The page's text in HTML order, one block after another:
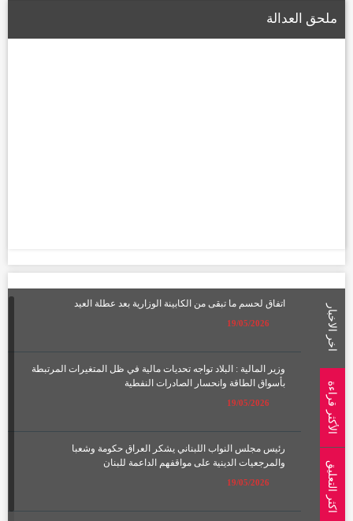
ملحق العدالة
اتفاق لحسم ما تبقى من الكابينة الوزارية بعد عطلة العيد
19/05/2026
وزير المالية : البلاد تواجه تحديات مالية في ظل المتغيرات المرتبطة
بأسواق الطاقة وانحسار الصادرات النفطية
19/05/2026
رئيس مجلس النواب اللبناني يشكر العراق حكومة وشعبا
والمرجعيات الدينية على مواقفهم الداعمة للبنان
19/05/2026
اخر الاخبار
الأكثر قراءة
اكثر التعليق